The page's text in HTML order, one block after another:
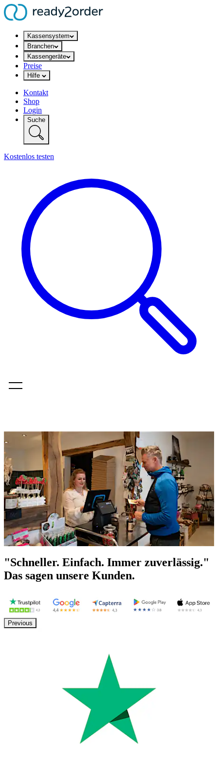
Kassensystem
Branchen
Kassengeräte
Preise
Hilfe
Kontakt
Shop
Login
Suche
Kostenlos testen
"Schneller. Einfach. Immer zuverlässig."
Das sagen unsere Kunden.
Previous